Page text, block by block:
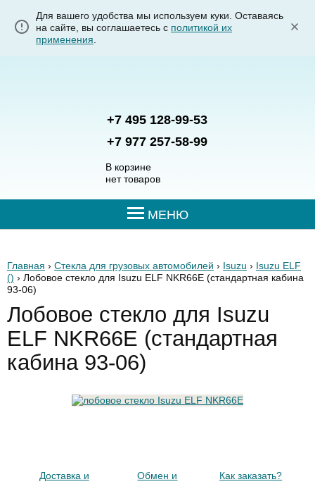
Для вашего удобства мы используем куки. Оставаясь
на сайте, вы соглашаетесь с политикой их
применения
+7 495 128-99-53
+7 977 257-58-99
В корзине
нет товаров
МЕНЮ
Главная › Стекла для грузовых автомобилей › Isuzu › Isuzu ELF
() › Лобовое стекло для Isuzu ELF NKR66E (стандартная кабина
93-06)
Лобовое стекло для Isuzu
ELF NKR66E (стандартная
кабина 93-06)
Доставка и
Обмен и
Как заказать?